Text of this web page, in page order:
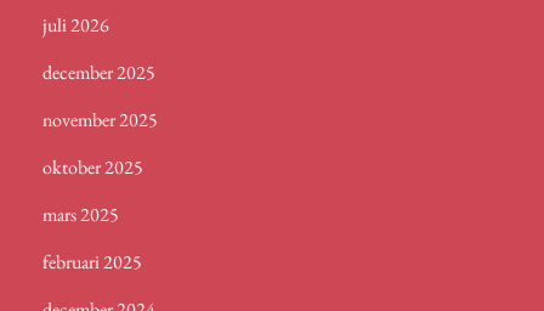
juli 2026
december 2025
november 2025
oktober 2025
mars 2025
februari 2025